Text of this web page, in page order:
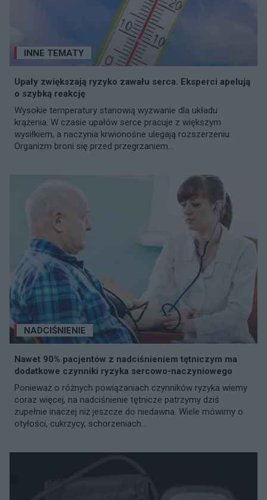
INNE TEMATY
Upały zwiększają ryzyko zawału serca. Eksperci apelują
o szybką reakcję
Wysokie temperatury stanowią wyzwanie dla układu
krążenia. W czasie upałów serce pracuje z większym
wysiłkiem, a naczynia krwionośne ulegają rozszerzeniu.
Organizm broni się przed przegrzaniem...
NADCIŚNIENIE
Nawet 90% pacjentów z nadciśnieniem tętniczym ma
dodatkowe czynniki ryzyka sercowo-naczyniowego
Ponieważ o różnych powiązaniach czynników ryzyka wiemy
coraz więcej, na nadciśnienie tętnicze patrzymy dziś
zupełnie inaczej niż jeszcze do niedawna. Wiele mówimy o
otyłości, cukrzycy, schorzeniach...